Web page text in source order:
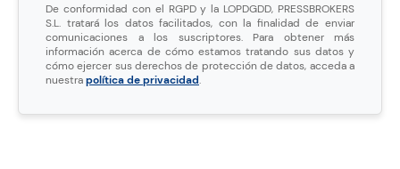
De conformidad con el RGPD y la LOPDGDD, PRESSBROKERS
S.L. tratará los datos facilitados, con la finalidad de enviar
comunicaciones a los suscriptores. Para obtener más
información acerca de cómo estamos tratando sus datos y
cómo ejercer sus derechos de protección de datos, acceda a
nuestrapolítica de privacidad.